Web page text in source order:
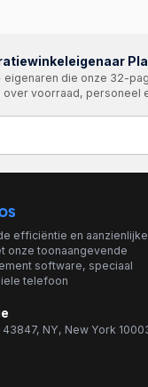
eigenaren die onze 32-
over voorraad, personeel
efficiëntie en aanzienlijke
onze toonaangevende
software, speciaal
telefoon
NY, New York